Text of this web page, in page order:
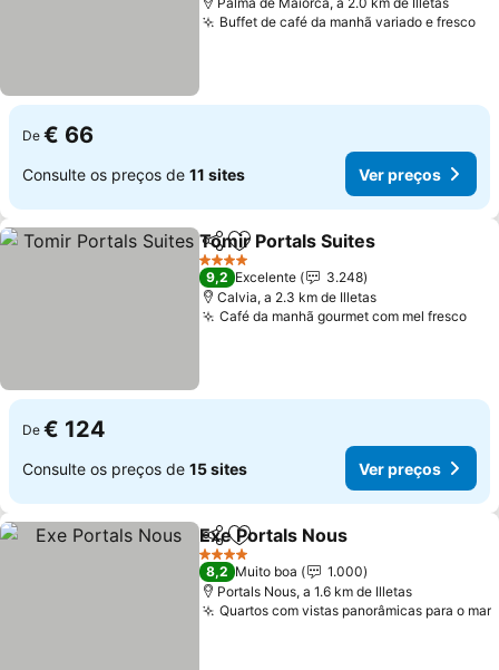
Buffet de café da manhã variado e fresco
De € 66
Consulte os preços de 11 sites Ver preços
PartilharAdicionar aos favoritos
Tomir Portals Suites
4 Estrelas
9,2 Excelente
3.248
Calvia, a 2.3 km de Illetas
Café da manhã gourmet com mel fresco
De € 124
Consulte os preços de 15 sites Ver preços
PartilharAdicionar aos favoritos
Exe Portals Nous
4 Estrelas
8,2 Muito boa
1.000
Portals Nous, a 1.6 km de Illetas
Quartos com vistas panorâmicas para o mar